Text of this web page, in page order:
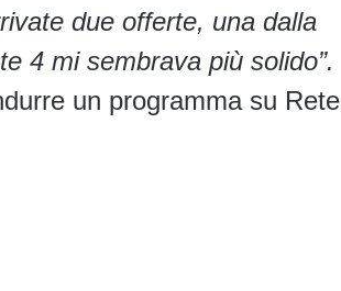
due offerte, una dalla
4 mi sembrava più solido”.
un programma su Rete